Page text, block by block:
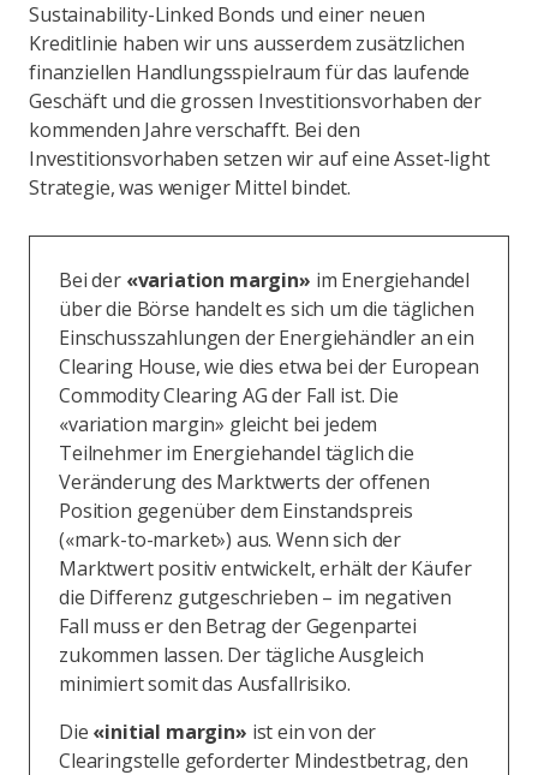
Sustainability-Linked Bonds und einer neuen
Kreditlinie haben wir uns ausserdem zusätzlichen
finanziellen Handlungsspielraum für das laufende
Geschäft und die grossen Investitionsvorhaben der
kommenden Jahre verschafft. Bei den
Investitionsvorhaben setzen wir auf eine Asset-light
Strategie, was weniger Mittel bindet.
Bei der «variation margin» im Energiehandel
über die Börse handelt es sich um die täglichen
Einschusszahlungen der Energiehändler an ein
Clearing House, wie dies etwa bei der European
Commodity Clearing AG der Fall ist. Die
«variation margin» gleicht bei jedem
Teilnehmer im Energiehandel täglich die
Veränderung des Marktwerts der offenen
Position gegenüber dem Einstandspreis
(«mark-to-market») aus. Wenn sich der
Marktwert positiv entwickelt, erhält der Käufer
die Differenz gutgeschrieben – im negativen
Fall muss er den Betrag der Gegenpartei
zukommen lassen. Der tägliche Ausgleich
minimiert somit das Ausfallrisiko.
Die «initial margin» ist ein von der
Clearingstelle geforderter Mindestbetrag, den